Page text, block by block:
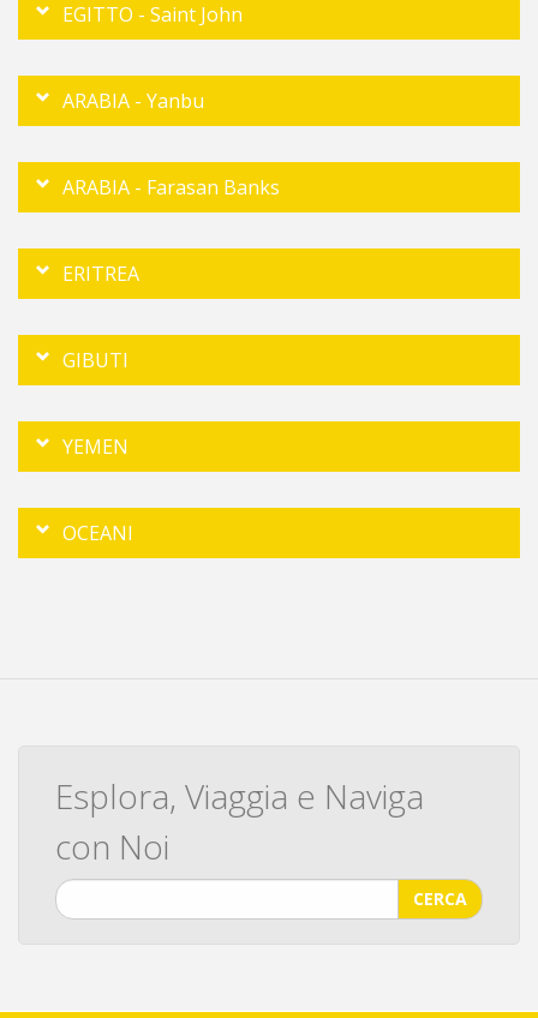
EGITTO - Saint John
ARABIA - Yanbu
ARABIA - Farasan Banks
ERITREA
GIBUTI
YEMEN
OCEANI
Esplora, Viaggia e Naviga
con Noi
CERCA